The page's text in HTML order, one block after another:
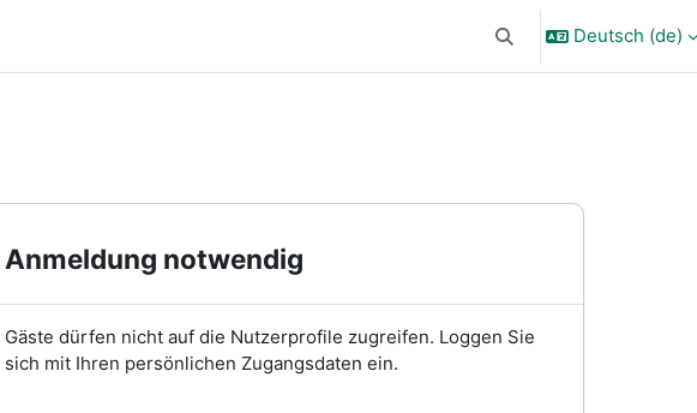
Sucheingabe umschalten
Deutsch ‎(de)‎
Anmeldung notwendig
Gäste dürfen nicht auf die Nutzerprofile zugreifen. Loggen Sie
sich mit Ihren persönlichen Zugangsdaten ein.